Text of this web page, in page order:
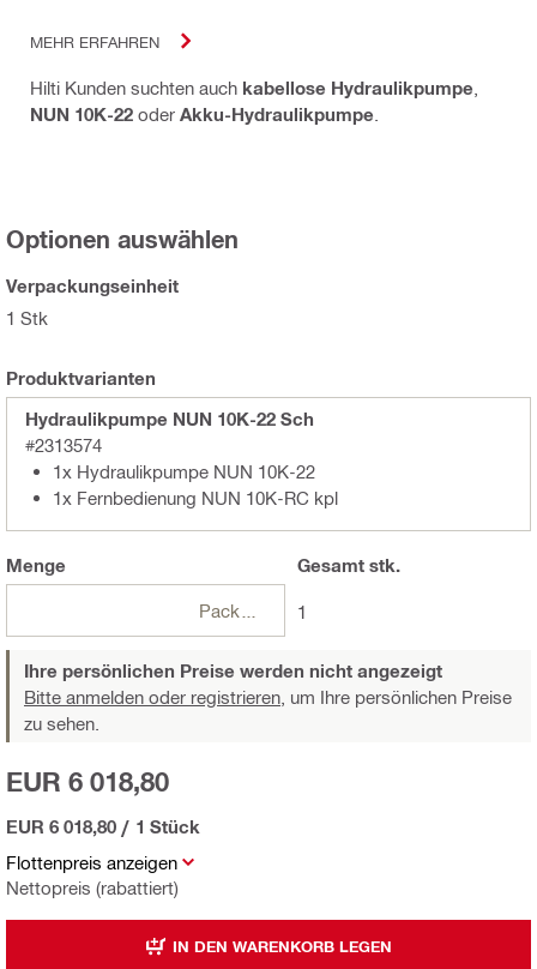
MEHR ERFAHREN
Hilti Kunden suchten auch kabellose Hydraulikpumpe
NUN 10K-22 oder Akku-Hydraulikpumpe
Optionen auswählen
Verpackungseinheit
1 Stk
Produktvarianten
Hydraulikpumpe NUN 10K-22 Sch
#2313574
1x Hydraulikpumpe NUN 10K-22
1x Fernbedienung NUN 10K-RC kpl
Menge
Packungen
Gesamtstk.
1
Ihre persönlichen Preise werden nicht angezeigt
Bitte anmelden oder registrieren, um Ihre persönlichen Preise
zu sehen.
Flottenpreis anzeigen
Nettopreis (rabattiert)
EUR 6 018,80
EUR 6 018,80 / 1 Stück
IN DEN WARENKORB LEGEN